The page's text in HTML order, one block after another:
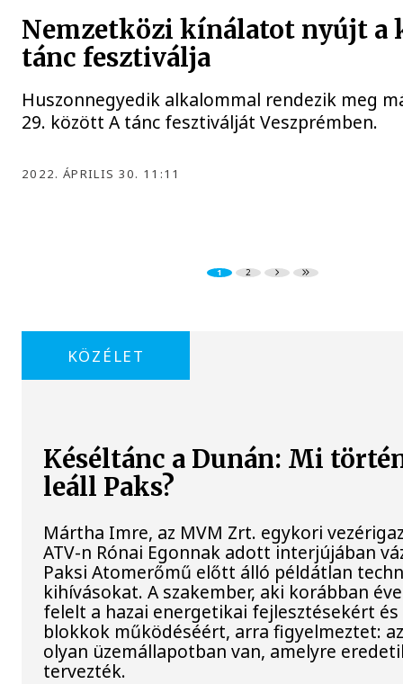
Nemzetközi kínálatot nyújt a
tánc fesztiválja
Huszonnegyedik alkalommal rendezik meg
29. között A tánc fesztiválját Veszprémben.
2022. ÁPRILIS 30. 11:11
1 2
KÖZÉLET
Késéltánc a Dunán: Mi
leáll Paks?
Mártha Imre, az MVM Zrt. egykori
ATV-n Rónai Egonnak adott interjújában
Paksi Atomerőmű előtt álló példátlan
kihívásokat. A szakember, aki korábban
felelt a hazai energetikai fejlesztésekért és
blokkok működéséért, arra figyelmeztet:
olyan üzemállapotban van, amelyre
tervezték.